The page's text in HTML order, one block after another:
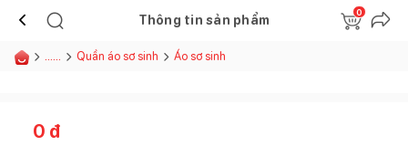
Thông tin sản phẩm
0
...... Quần áo sơ sinh Áo sơ sinh
0 đ